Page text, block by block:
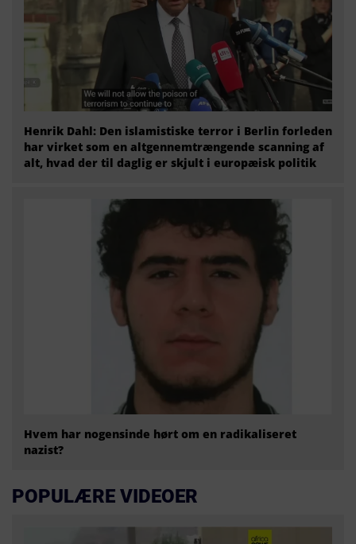
Henrik Dahl: Den islamistiske terror i Berlin forleden
har virket som en altgennemtrængende scanning af
alt, hvad der til daglig er skjult i europæisk politik
Hvem har nogensinde hørt om en radikaliseret
nazist?
POPULÆRE VIDEOER